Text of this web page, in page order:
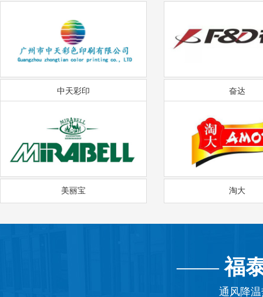
中天彩印 奋达
美丽宝 淘大
——福
通风降